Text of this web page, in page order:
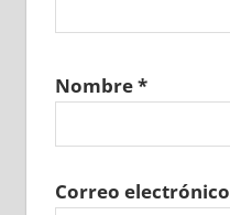
Nombre*
Correo electrónico